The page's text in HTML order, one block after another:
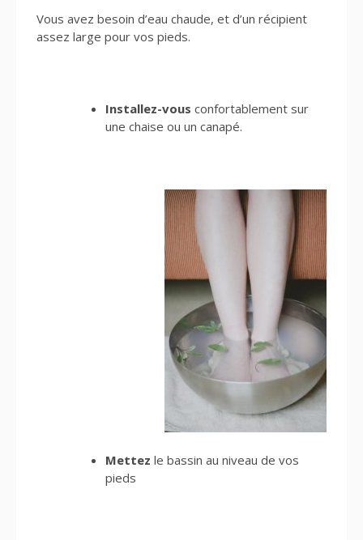
Vous avez besoin d’eau chaude, et d’un récipient
assez large pour vos pieds.
Installez-vous confortablement sur
une chaise ou un canapé.
Mettez le bassin au niveau de vos
pieds